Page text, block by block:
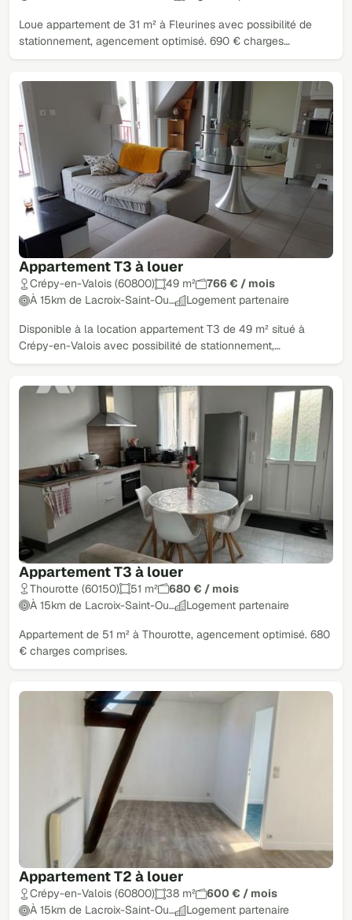
Loue appartement de 31 m² à Fleurines avec possibilité de
stationnement, agencement optimisé. 690 € charges…
Appartement T3 à louer
Crépy-en-Valois (60800) 49 m²
766 € / mois
À 15km de Lacroix-Saint-Ou…
Logement partenaire
Disponible à la location appartement T3 de 49 m² situé à
Crépy-en-Valois avec possibilité de stationnement,…
Appartement T3 à louer
Thourotte (60150) 51 m²
680 € / mois
À 15km de Lacroix-Saint-Ou…
Logement partenaire
Appartement de 51 m² à Thourotte, agencement optimisé. 680
€ charges comprises.
Appartement T2 à louer
Crépy-en-Valois (60800) 38 m²
600 € / mois
À 15km de Lacroix-Saint-Ou…
Logement partenaire